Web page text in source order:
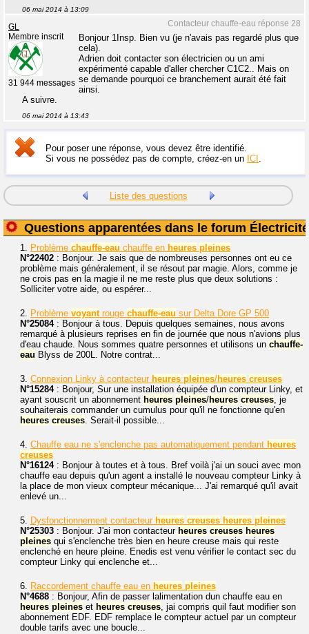
06 mai 2014 à 13:09
Contacteur chauffe-eau réponse 28
GL
Membre inscrit
31 944 messages
Bonjour 1Insp. Bien vu (je n'avais pas regardé plus que
cela).
Adrien doit contacter son électricien ou un ami
expérimenté capable d'aller chercher C1C2.. Mais on
se demande pourquoi ce branchement aurait été fait
ainsi.
A suivre.
06 mai 2014 à 13:43
Pour poser une réponse, vous devez être identifié.
Si vous ne possédez pas de compte, créez-en un ICI .
Liste des questions
Questions apparentées dans le forum Électricité
1. Problème chauffe-eau chauffe en heures pleines
N°22402 : Bonjour. Je sais que de nombreuses personnes ont eu ce
problème mais généralement, il se résout par magie. Alors, comme je
ne crois pas en la magie il ne me reste plus que deux solutions :
Solliciter votre aide, ou espérer...
2. Problème voyantrouge chauffe-eau sur Delta Dore GP 500
N°25084: Bonjour à tous. Depuis quelques semaines, nous avons
remarqué à plusieurs reprises en fin de journée que nous n'avions plus
d'eau chaude. Nous sommes quatre personnes et utilisons un chauffe-
eau Blyss de 200L. Notre contrat...
3. Connexion Linky à contacteur heures pleines/heures creuses
N°15284: Bonjour, Sur une installation équipée d'un compteur Linky, et
ayant souscrit un abonnement heures pleines/heures creuses, je
souhaiterais commander un cumulus pour qu'il ne fonctionne qu'en
heures creuses. Serait-il possible...
4. Chauffe eau ne s'enclenche pas automatiquement pendant heures
creuses
N°16124: Bonjour à toutes et à tous. Bref voilà j'ai un souci avec mon
chauffe eau depuis qu'un agent a installé le nouveau compteur Linky à
la place de mon vieux compteur mécanique... J'ai remarqué qu'il avait
enlevé un...
5. Dysfonctionnement contacteur heures creuses heures pleines
N°25303 : Bonjour. J'ai mon contacteur heures creuses heures
pleines qui s'enclenche très bien en heure creuse mais qui reste
enclenché en heure pleine. Enedis est venu vérifier le contact sec du
compteur Linky qui enclenche et...
6. Raccordement chauffe eau en heures pleines
N°4688 : Bonjour, Afin de passer lalimentation dun chauffe eau en
heures pleines et heures creuses, jai compris quil faut modifier son
abonnement EDF. EDF remplace le compteur actuel par un compteur
double tarifs avec une boucle...